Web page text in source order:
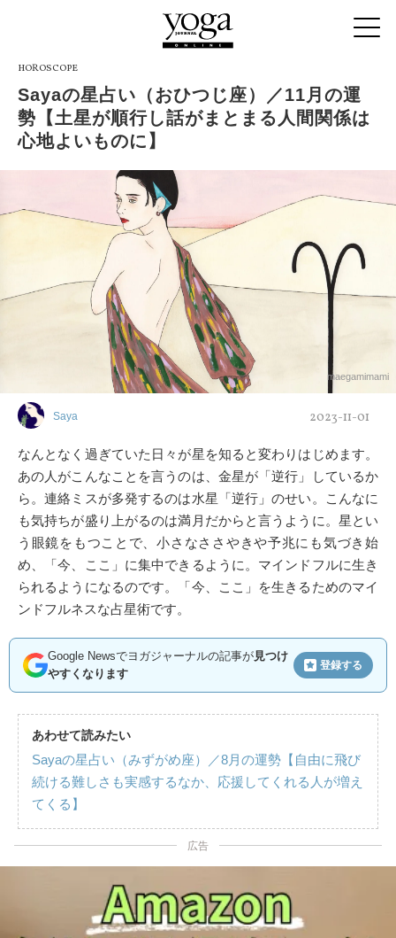
HOROSCOPE
Sayaの星占い（おひつじ座）／11月の運
勢【土星が順行し話がまとまる人間関係は
心地よいものに】
maegamimami
Saya 2023-11-01
なんとなく過ぎていた日々が星を知ると変わりはじめます。
あの人がこんなことを言うのは、金星が「逆行」しているか
ら。連絡ミスが多発するのは水星「逆行」のせい。こんなに
も気持ちが盛り上がるのは満月だからと言うように。星とい
う眼鏡をもつことで、小さなささやきや予兆にも気づき始
め、「今、ここ」に集中できるように。マインドフルに生き
られるようになるのです。「今、ここ」を生きるためのマイ
ンドフルネスな占星術です。
Google Newsでヨガジャーナルの記事が見つけ
やすくなります
登録する
あわせて読みたい
Sayaの星占い（みずがめ座）／8月の運勢【自由に飛び
続ける難しさも実感するなか、応援してくれる人が増え
てくる】
広告